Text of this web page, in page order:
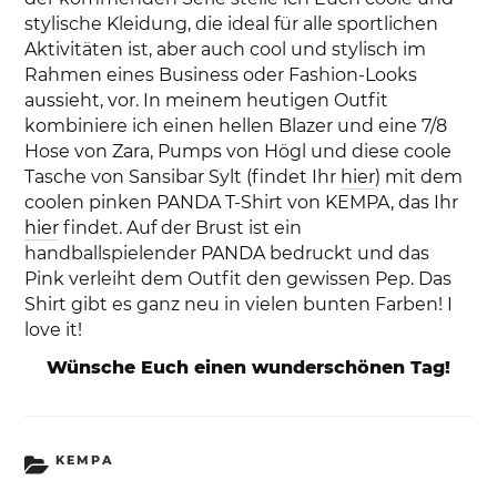
stylische Kleidung, die ideal für alle sportlichen
Aktivitäten ist, aber auch cool und stylisch im
Rahmen eines Business oder Fashion-Looks
aussieht, vor. In meinem heutigen Outfit
kombiniere ich einen hellen Blazer und eine 7/8
Hose von Zara, Pumps von Högl und diese coole
Tasche von Sansibar Sylt (findet Ihr hier) mit dem
coolen pinken PANDA T-Shirt von KEMPA, das Ihr
hier findet. Auf der Brust ist ein
handballspielender PANDA bedruckt und das
Pink verleiht dem Outfit den gewissen Pep. Das
Shirt gibt es ganz neu in vielen bunten Farben! I
love it!
Wünsche Euch einen wunderschönen Tag!
KATEGORIEN
KEMPA